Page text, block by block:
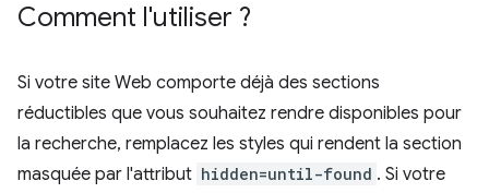
Comment l'utiliser ?
Si votre site Web comporte déjà des sections
réductibles que vous souhaitez rendre disponibles pour
la recherche, remplacez les styles qui rendent la section
masquée par l'attribut hidden=until-found . Si votre